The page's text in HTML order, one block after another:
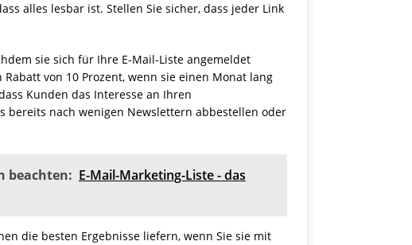
alles lesbar ist. Stellen Sie sicher, dass jeder Link
sie sich für Ihre E-Mail-Liste angemeldet
von 10 Prozent, wenn sie einen Monat lang
Kunden das Interesse an Ihren
nach wenigen Newslettern abbestellen oder
beachten: E-Mail-Marketing-Liste - das
die besten Ergebnisse liefern, wenn Sie sie mit